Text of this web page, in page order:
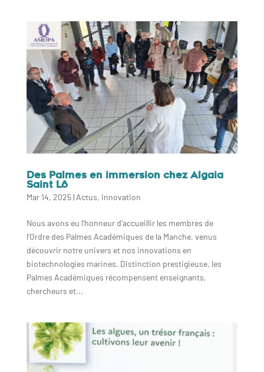
Des Palmes en immersion chez Algaia
Saint Lô
Mar 14, 2025| Actus, Innovation
Nous avons eu l’honneur d’accueillir les membres de
l’Ordre des Palmes Académiques de la Manche, venus
découvrir notre univers et nos innovations en
biotechnologies marines. Distinction prestigieuse, les
Palmes Académiques récompensent enseignants,
chercheurs et...